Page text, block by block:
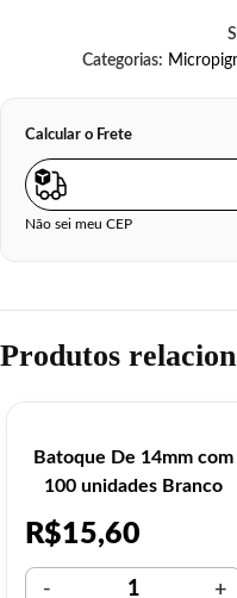
Categorias:
Calcular o Frete
Não sei meu CEP
Produtos
Batoque De 14mm com
100 unidades Branco
R$15,60